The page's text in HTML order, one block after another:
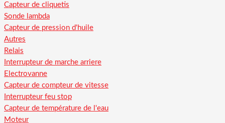
Capteur de cliquetis
Sonde lambda
Capteur de pression d'huile
Autres
Relais
Interrupteur de marche arriere
Electrovanne
Capteur de compteur de vitesse
Interrupteur feu stop
Capteur de température de l'eau
Moteur